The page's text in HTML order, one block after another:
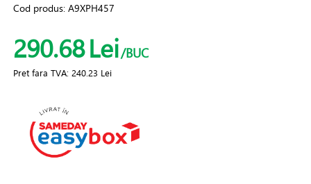
Cod produs:A9XPH457
290.68Lei/BUC
Pret fara TVA:240.23 Lei